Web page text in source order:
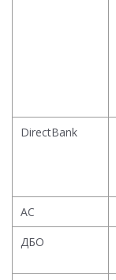
DirectBank
АС
ДБО